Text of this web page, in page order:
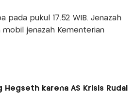
pada pukul 17.52 WIB. Jenazah
jenazah Kementerian
karena AS Krisis Rudal